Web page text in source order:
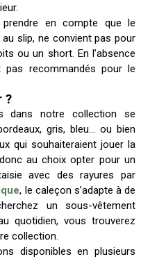
en compte que le
slip, ne convient pas pour
ou un short. En l’absence
recommandés pour le
?
dans notre collection se
gris, bleu… ou bien
qui souhaiteraient jouer la
au choix opter pour un
avec des rayures par
, le caleçon s’adapte à de
un sous-vêtement
quotidien, vous trouverez
collection.
disponibles en plusieurs